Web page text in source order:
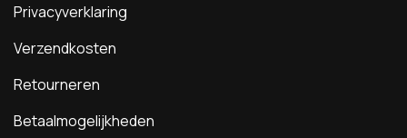
Privacyverklaring
Verzendkosten
Retourneren
Betaalmogelijkheden